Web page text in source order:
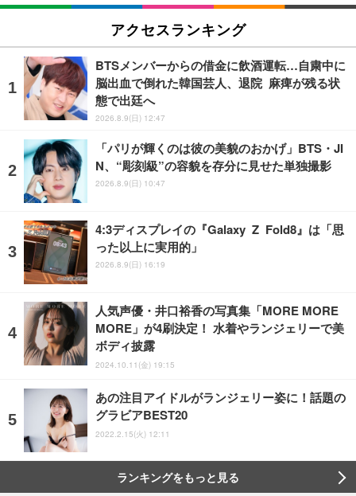
アクセスランキング
BTSメンバーからの借金に飲酒運転…自粛中に
脳出血で倒れた韓国芸人、退院 麻痺が残る状
態で出廷へ
2026.8.9(日) 12:47
「パリが輝くのは彼の美貌のおかげ」BTS・JI
N、“彫刻級”の容貌を存分に見せた単独撮影
2026.8.9(日) 10:47
4:3ディスプレイの『Galaxy Z Fold8』は「思
った以上に実用的」
2026.8.9(日) 16:19
人気声優・井口裕香の写真集「MORE MORE
MORE」が4刷決定！ 水着やランジェリーで美
ボディ披露
2024.10.11(金) 19:15
あの注目アイドルがランジェリー姿に！話題の
グラビアBEST20
2022.2.15(火) 12:11
ランキングをもっと見る